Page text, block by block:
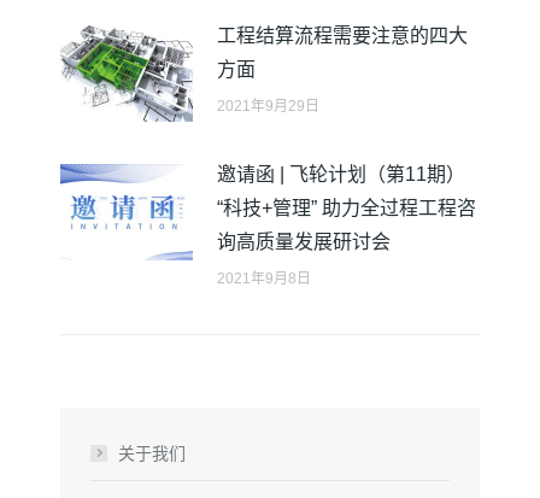
工程结算流程需要注意的四大
方面
2021年9月29日
邀请函 | 飞轮计划（第11期）
“科技+管理” 助力全过程工程咨
询高质量发展研讨会
2021年9月8日
关于我们